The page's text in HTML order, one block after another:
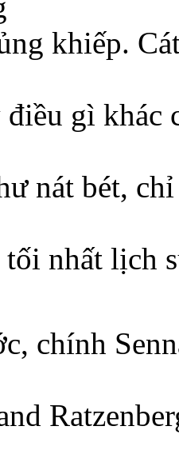
khiếp.
gì khác
nát bét,
nhất lịch
chính